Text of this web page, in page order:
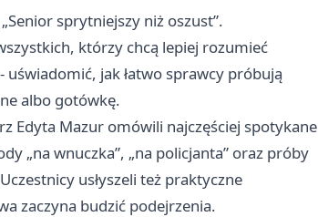
sprytniejszy niż oszust”.
którzy chcą lepiej rozumieć
uświadomić, jak łatwo sprawcy próbują
albo gotówkę.
Edyta Mazur omówili najczęściej spotykane
„na wnuczka”, „na policjanta” oraz próby
usłyszeli też praktyczne
zaczyna budzić podejrzenia.